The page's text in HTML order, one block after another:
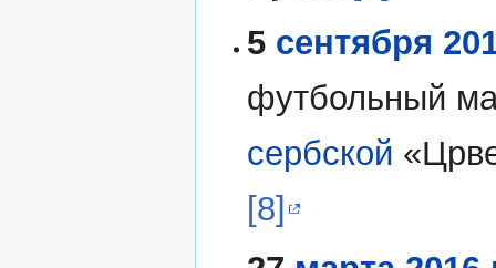
5 сентября
футбольный
сербской
[8]